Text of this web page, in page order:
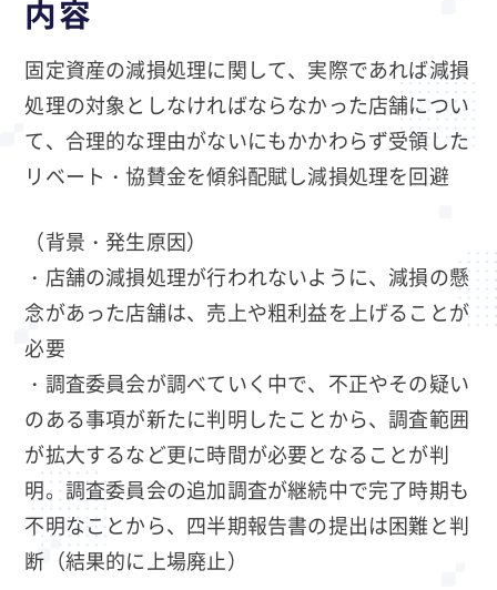
内容
固定資産の減損処理に関して、実際であれば減損
処理の対象としなければならなかった店舗につい
て、合理的な理由がないにもかかわらず受領した
リベート・協賛金を傾斜配賦し減損処理を回避
（背景・発生原因）
・店舗の減損処理が行われないように、減損の懸
念があった店舗は、売上や粗利益を上げることが
必要
・調査委員会が調べていく中で、不正やその疑い
のある事項が新たに判明したことから、調査範囲
が拡大するなど更に時間が必要となることが判
明。調査委員会の追加調査が継続中で完了時期も
不明なことから、四半期報告書の提出は困難と判
断（結果的に上場廃止）